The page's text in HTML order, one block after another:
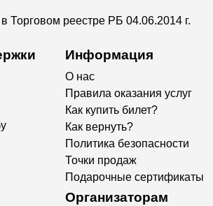
Торговом реестре РБ 04.06.2014 г.
Информация
О нас
Правила оказания услуг
Как купить билет?
Как вернуть?
Политика безопасности
Точки продаж
Подарочные сертификаты
Организаторам